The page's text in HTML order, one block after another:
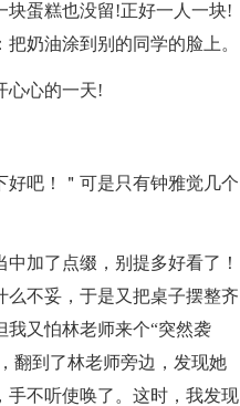
块蛋糕也没留!正好一人一块!
奶油涂到别的同学的脸上。
心心的一天!
吧！＂可是只有钟雅觉几个
加了点缀，别提多好看了！
不妥，于是又把桌子摆整齐
又怕林老师来个“突然袭
翻到了林老师旁边，发现她
手不听使唤了。这时，我发现